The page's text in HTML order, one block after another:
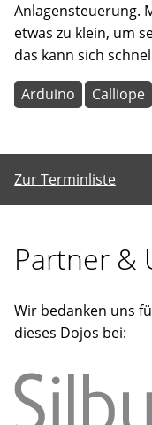
Anlagensteuerung.
etwas zu klein, um
das kann sich
Arduino Calliope
Zur Terminliste
Partner &
Wir bedanken uns
dieses Dojos bei: